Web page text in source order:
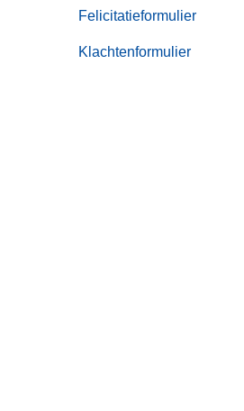
Felicitatieformulier
Klachtenformulier